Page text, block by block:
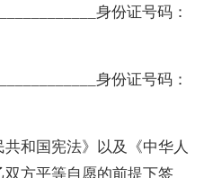
身份证号码：
身份证号码：
和国宪法》以及《中华人
方平等自愿的前提下签